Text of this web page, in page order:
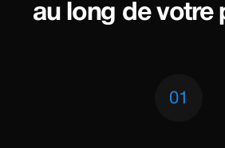
au long de votre
01